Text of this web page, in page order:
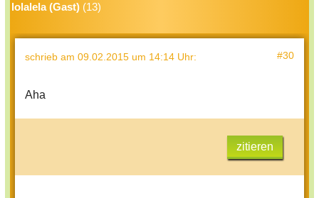
lolalela (Gast) (13)
schrieb am 09.02.2015 um 14:14 Uhr: #30
Aha
zitieren